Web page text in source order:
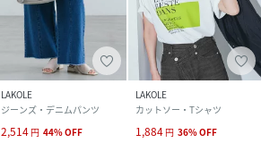
LAKOLE
ジーンズ・デニムパンツ
2,514 円 44%OFF
LAKOLE
カットソー・Tシャツ
1,884 円 36%OFF